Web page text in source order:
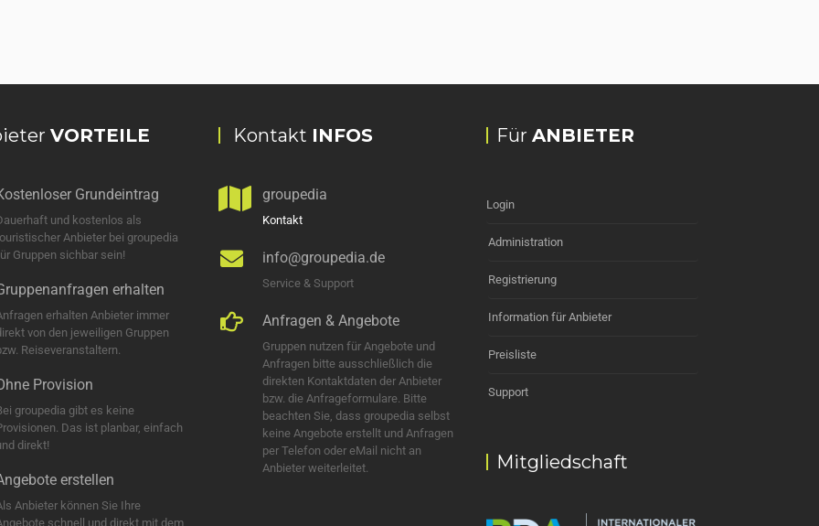
VORTEILE
Grundeintrag
und kostenlos als
Anbieter bei groupedia
Gruppen sichbar sein!
erhalten
erhalten Anbieter immer
von den jeweiligen Gruppen
Reiseveranstaltern.
Provision
groupedia gibt es keine
Das ist planbar, einfach
direkt!
erstellen
Anbieter können Sie Ihre
schnell und direkt mit dem
Kontakt INFOS
groupedia
Kontakt
info@groupedia.de
Service & Support
Anfragen & Angebote
Gruppen nutzen für Angebote und
Anfragen bitte ausschließlich die
direkten Kontaktdaten der Anbieter
bzw. die Anfrageformulare. Bitte
beachten Sie, dass groupedia selbst
keine Angebote erstellt und Anfragen
per Telefon oder eMail nicht an
Anbieter weiterleitet.
Für ANBIETER
Login
Administration
Registrierung
Information für Anbieter
Preisliste
Support
Mitgliedschaft